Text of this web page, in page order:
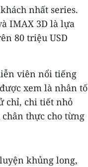
nhất series.
IMAX 3D là lựa
80 triệu USD
viên nổi tiếng
xem là nhân tố
chỉ, chi tiết nhỏ
thực cho từng
khủng long,